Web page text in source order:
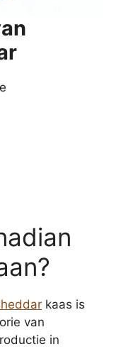
kaas is
van
in